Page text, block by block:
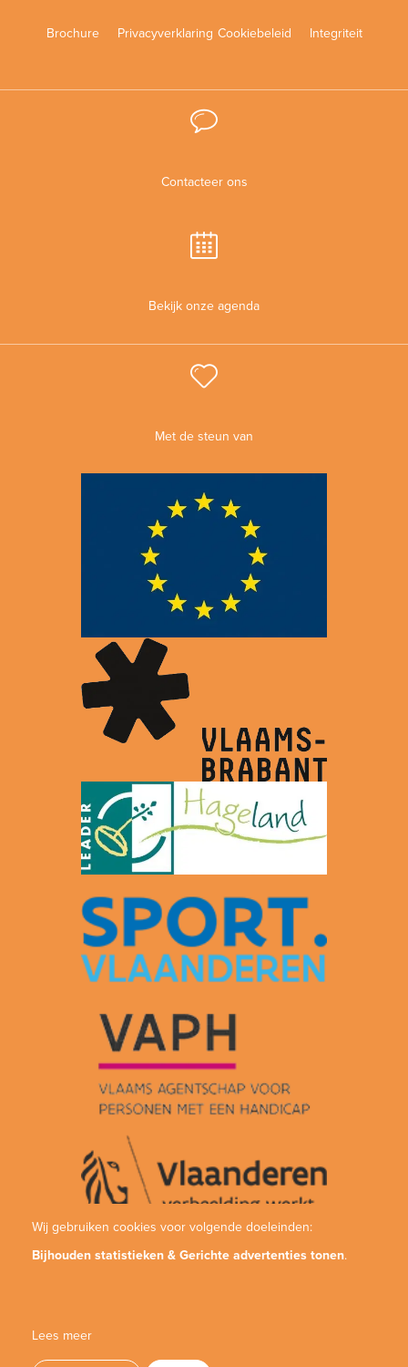
Brochure Privacyverklaring Cookiebeleid Integriteit
Contacteer ons
Bekijk onze agenda
Met de steun van
Wij gebruiken cookies voor volgende doeleinden:
Bijhouden statistieken & Gerichte advertenties tonen.
Lees meer